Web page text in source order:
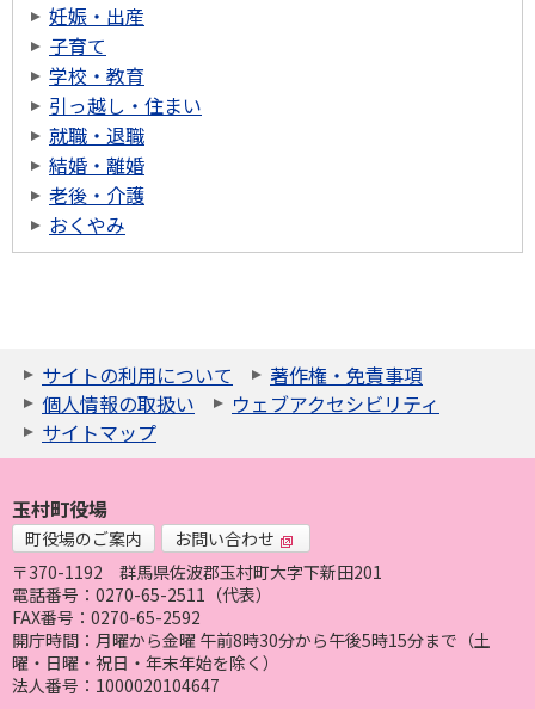
妊娠・出産
子育て
学校・教育
引っ越し・住まい
就職・退職
結婚・離婚
老後・介護
おくやみ
サイトの利用について
著作権・免責事項
個人情報の取扱い
ウェブアクセシビリティ
サイトマップ
玉村町役場
町役場のご案内
お問い合わせ
〒370-1192
群馬県佐波郡玉村町大字下新田201
電話番号：0270-65-2511（代表）
FAX番号：0270-65-2592
開庁時間：月曜から金曜 午前8時30分から午後5時15分まで（土
曜・日曜・祝日・年末年始を除く）
法人番号：1000020104647